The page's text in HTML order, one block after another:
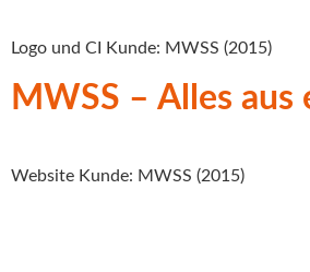
Logo und CI Kunde: MWSS (2015)
MWSS – Alles aus
Website Kunde: MWSS (2015)